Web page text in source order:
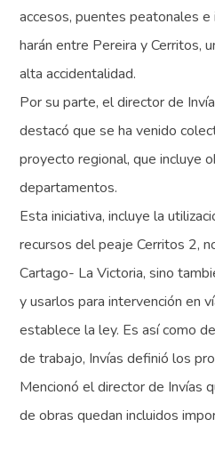
accesos, puentes peatonales
harán entre Pereira y Cerritos,
alta accidentalidad.
Por su parte, el director de
destacó que se ha venido
proyecto regional, que incluye
departamentos.
Esta iniciativa, incluye la
recursos del peaje Cerritos 2,
Cartago- La Victoria, sino
y usarlos para intervención en
establece la ley. Es así como
de trabajo, Invías definió los
Mencionó el director de Invías
de obras quedan incluidos